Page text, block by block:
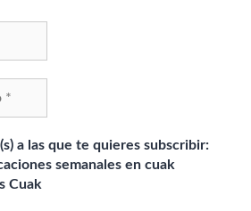
a las que te quieres subscribir:
semanales en cuak
Cuak